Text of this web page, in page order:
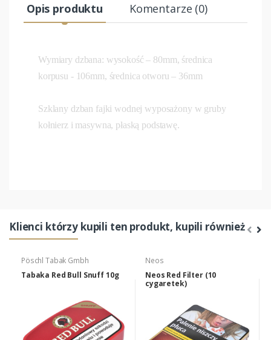
Opis produktu Komentarze (0)
Wymiary dzbana: wysokość – 80mm, średnica
korpusu - 106mm, średnica otworu – 36mm
Szklany dzban fajki wodnej wyposażony w gruby
kołnierz i masywna, płaską podstawę.
Klienci którzy kupili ten produkt, kupili również
Pöschl Tabak Gmbh
Tabaka Red Bull Snuff 10g
Neos
Neos Red Filter (10
cygaretek)